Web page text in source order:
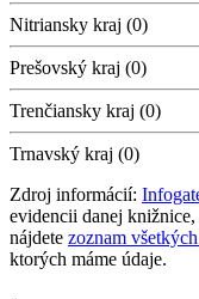
Nitriansky kraj (0)
Prešovský kraj (0)
Trenčiansky kraj (0)
Trnavský kraj (0)
Zdroj informácií:
evidencii danej
nájdete zoznam
ktorých máme údaje.